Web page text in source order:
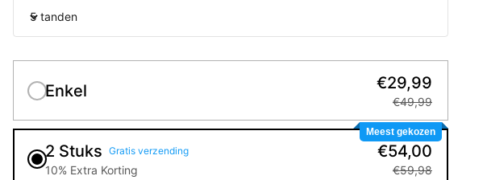
5 tanden
Enkel €29,99
€49,99
Meest gekozen
2 Stuks Gratis verzending
10% Extra Korting
€54,00
€59,98